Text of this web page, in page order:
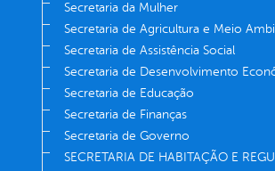
Secretaria da Mulher
Secretaria de Agricultura e Meio
Secretaria de Assistência Social
Secretaria de Desenvolvimento
Secretaria de Educação
Secretaria de Finanças
Secretaria de Governo
SECRETARIA DE HABITAÇÃO E